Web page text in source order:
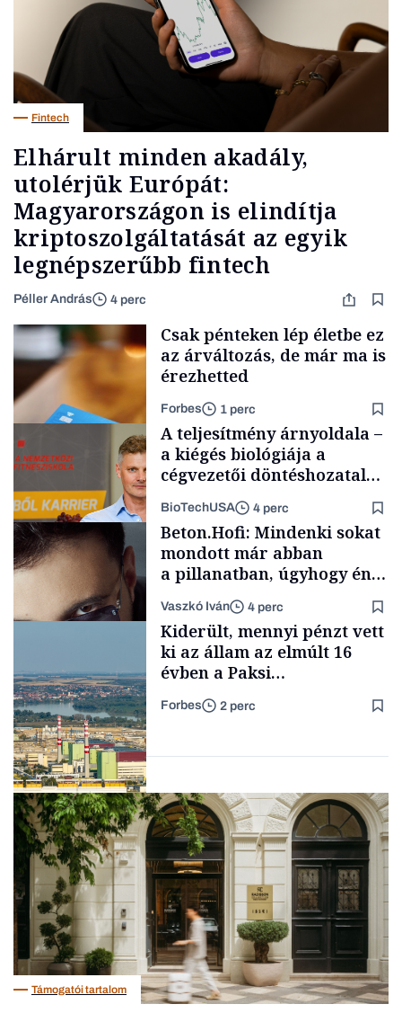
Fintech
Elhárult minden akadály,
utolérjük Európát:
Magyarországon is elindítja
kriptoszolgáltatását az egyik
legnépszerűbb fintech
Péller András 4 perc
Autó
Csak pénteken lép életbe ez
az árváltozás, de már ma is
érezhetted
Forbes 1 perc
Content Lab HUB
A teljesítmény árnyoldala –
a kiégés biológiája a
cégvezetői döntéshozatal
BioTechUSA 4 perc
Forbes-sztori
Beton.Hofi: Mindenki sokat
mondott már abban
a pillanatban, úgyhogy én
a legsarkosabb
gondolataimat akartam
kimondani
Vaszkó Iván 4 perc
Energia
Kiderült, mennyi pénzt vett
ki az állam az elmúlt 16
évben a Paksi
Atomerőműből
Forbes 2 perc
Támogatói tartalom